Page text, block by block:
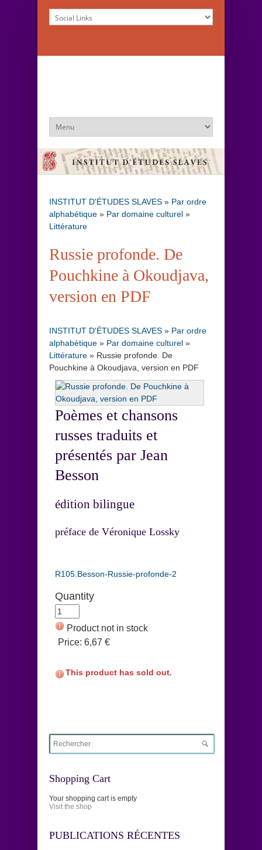
INSTITUT D'ÉTUDES SLAVES » Par ordre
alphabétique » Par domaine culturel »
Littérature
Russie profonde. De
Pouchkine à Okoudjava,
version en PDF
INSTITUT D'ÉTUDES SLAVES » Par ordre
alphabétique » Par domaine culturel »
Littérature » Russie profonde. De
Pouchkine à Okoudjava, version en PDF
Poèmes et chansons
russes traduits et
présentés par Jean
Besson
édition bilingue
préface de Véronique Lossky
R105.Besson-Russie-profonde-2
Quantity
Product not in stock
Price: 6,67 €
This product has sold out.
Shopping Cart
Your shopping cart is empty
Visit the shop
PUBLICATIONS RÉCENTES